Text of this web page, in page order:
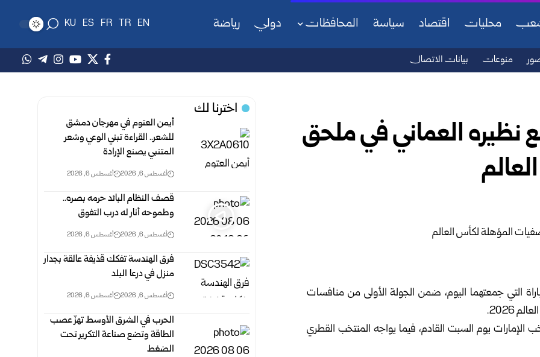
محليات اقتصاد سياسة المحافظات دولي رياضة EN
TR
FR
ES
KU
منوعات بيانات الاتصال
نظيره العماني في ملحق
التي جمعتهما اليوم، ضمن الجولة الأولى من منافسات
2026.
يوم السبت القادم، فيما يواجه المنتخب القطري
اخترنا لك
أيمن العتوم في مهرجان دمشق
للشعر.. القراءة تبني الوعي وشعر
المتنبي يصنع الإرادة
أغسطس 6, 2026 أغسطس 6, 2026
قصف النظام البائد حرمه بصره..
وطموحه أنار له درب التفوق
أغسطس 6, 2026 أغسطس 6, 2026
فرق الهندسة تفكك قذيفة عالقة بجدار
منزل في درعا البلد
أغسطس 6, 2026 أغسطس 6, 2026
الحرب في الشرق الأوسط تهزّ عصب
الطاقة وتضع صناعة التكرير تحت
الضغط